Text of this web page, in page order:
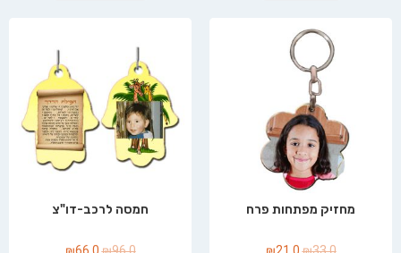
מחזיק מפתחות פרח חמסה לרכב-דו"צ